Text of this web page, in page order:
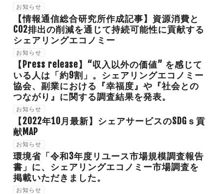
お知らせ
【情報通信総合研究所作成記事】資源消費と
CO2排出の削減を通じて持続可能性に貢献する
シェアリングエコノミー
お知らせ
【Press release】“収入以外の価値” を感じて
いる人は「約9割」。シェアリングエコノミー
協会、副業における『幸福度』や『社会との
つながり』に関する調査結果を発表。
お知らせ
【2022年10月最新】シェアサービスのSDGｓ貢
献MAP
お知らせ
環境省「令和3年度リユース市場規模調査報告
書」に、シェアリングエコノミー市場調査を
掲載いただきました。
お知らせ